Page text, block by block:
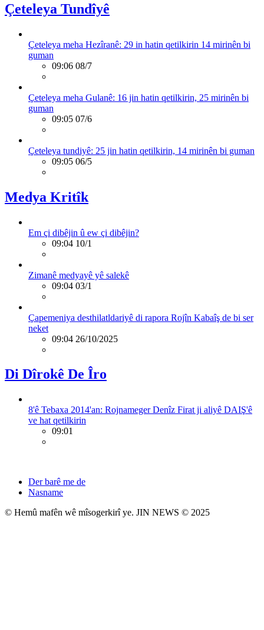
Çeteleya Tundîyê
Çeteleya meha Hezîranê: 29 in hatin qetilkirin 14 mirinên bi
guman
09:06 08/7
Çeteleya meha Gulanê: 16 jin hatin qetilkirin, 25 mirinên bi
guman
09:05 07/6
Çeteleya tundiyê: 25 jin hatin qetilkirin, 14 mirinên bi guman
09:05 06/5
Medya Kritîk
Em çi dibêjin û ew çi dibêjin?
09:04 10/1
Zimanê medyayê yê salekê
09:04 03/1
Çapemeniya desthilatldariyê di rapora Rojîn Kabaîş de bi ser
neket
09:04 26/10/2025
Di Dîrokê De Îro
8'ê Tebaxa 2014'an: Rojnameger Denîz Firat ji aliyê DAIŞ'ê
ve hat qetilkirin
09:01
Der barê me de
Nasname
© Hemû mafên wê mîsogerkirî ye. JIN NEWS © 2025